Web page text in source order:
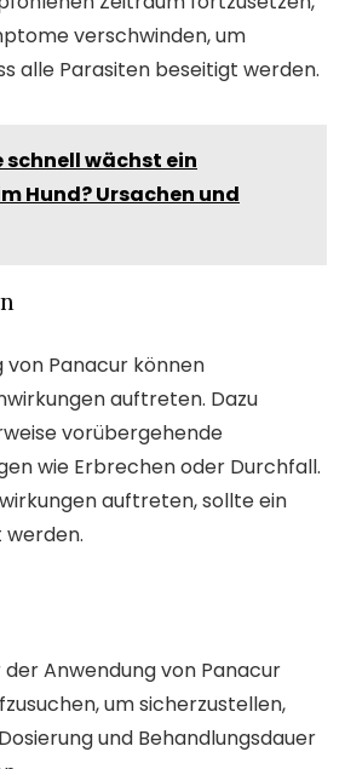
verschwinden, um
alle Parasiten beseitigt werden.
schnell wächst ein
Hund? Ursachen und
von Panacur können
auftreten. Dazu
vorübergehende
wie Erbrechen oder Durchfall.
auftreten, sollte ein
der Anwendung von Panacur
um sicherzustellen,
und Behandlungsdauer